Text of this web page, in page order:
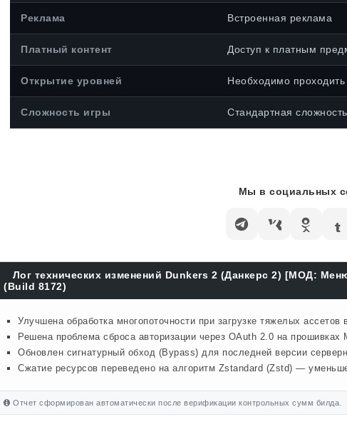
Реклама Встроенная реклама
Платный контент Доступ к платным
Открытие уровней Необходимо проходить
Сложность игры Стандартная сложность
Мы в социальных
Лог технических изменений Dunkers 2 (Данкерс 2) [МОД:
(Build 8172)
Улучшена обработка многопоточности при загрузке тяжелых
Решена проблема сброса авторизации через OAuth 2.0 на прошивках
Обновлен сигнатурный обход (Bypass) для последней версии
Сжатие ресурсов переведено на алгоритм Zstandard (Zstd) —
Отчет сформирован автоматически после верификации контрольных сумм билда.